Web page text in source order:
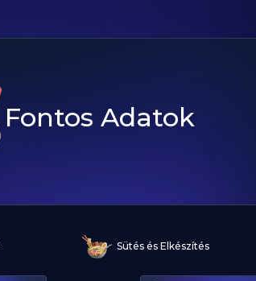
Fontos Adatok
Sütés és Elkészítés